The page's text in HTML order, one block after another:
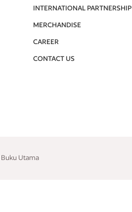
INTERNATIONAL PARTNERSHIP
MERCHANDISE
CAREER
CONTACT US
Utama